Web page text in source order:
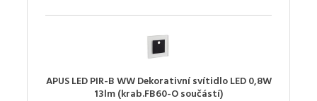
APUS LED PIR-B WW Dekorativní svítidlo LED 0,8W
13lm (krab.FB60-O součástí)